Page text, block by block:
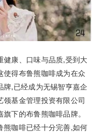
健康、口味与品质,受到大
使得布鲁熊咖啡成为在众
牌,已经成为无锡智亨嘉企
领基金管理投资有限公司
下的布鲁熊咖啡品牌。
熊咖啡已经十分完善,如何